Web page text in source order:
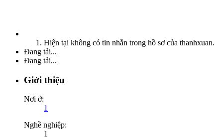
Hiện tại không có tin nhắn trong hồ sơ của thanhxuan.
Đang tải...
Đang tải...
Giới thiệu
Nơi ở:
1
Nghề nghiệp:
1